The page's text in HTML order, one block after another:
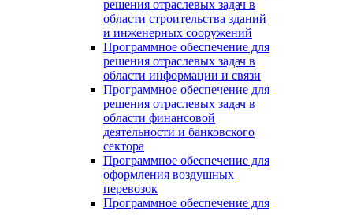
решения отраслевых задач в
области строительства зданий
и инженерных сооружений
Программное обеспечение для
решения отраслевых задач в
области информации и связи
Программное обеспечение для
решения отраслевых задач в
области финансовой
деятельности и банковского
сектора
Программное обеспечение для
оформления воздушных
перевозок
Программное обеспечение для